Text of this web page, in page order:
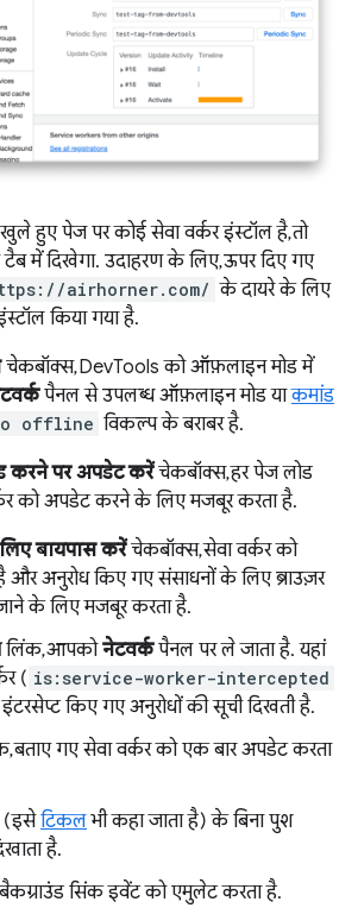
हुए पेज पर कोई सेवा वर्कर इंस्टॉल है, तो
में दिखेगा. उदाहरण के लिए, ऊपर दिए गए
airhorner.com/ के दायरे के लिए
किया गया है.
चेकबॉक्स, DevTools को ऑफ़लाइन मोड में
पैनल से उपलब्ध ऑफ़लाइन मोड याकमांड
offline विकल्प के बराबर है.
करने पर अपडेट करेंचेकबॉक्स, हर पेज लोड
को अपडेट करने के लिए मजबूर करता है.
बायपास करेंचेकबॉक्स, सेवा वर्कर को
और अनुरोध किए गए संसाधनों के लिए ब्राउज़र
के लिए मजबूर करता है.
लिंक, आपकोनेटवर्कपैनल पर ले जाता है. यहां
( is:service-worker-intercepted
किए गए अनुरोधों की सूची दिखती है.
बताए गए सेवा वर्कर को एक बार अपडेट करता
(इसेटिकलभी कहा जाता है) के बिना पुश
है.
सिंक इवेंट को एमुलेट करता है.